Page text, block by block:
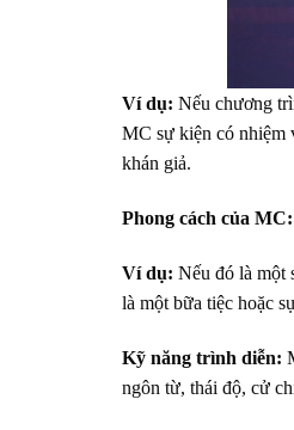
Ví dụ: Nếu chương
MC sự kiện có nhiệm
khán giả.
Phong cách của MC:
Ví dụ: Nếu đó là một
là một bữa tiệc hoặc
Kỹ năng trình diễn:
ngôn từ, thái độ, cử